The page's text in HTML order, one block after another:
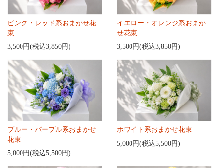
ピンク・レッド系おまかせ花
束
3,500円(税込3,850円)
イエロー・オレンジ系おまか
せ花束
3,500円(税込3,850円)
ブルー・パープル系おまかせ
花束
5,000円(税込5,500円)
ホワイト系おまかせ花束
5,000円(税込5,500円)